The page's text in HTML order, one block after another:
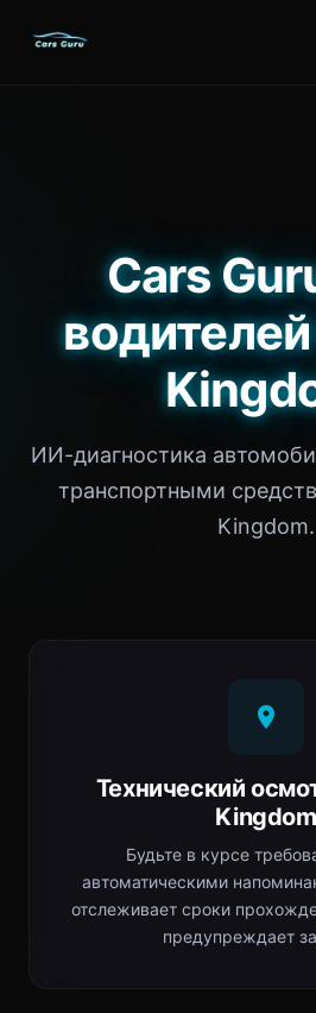
Cars
ИИ-диагностика
транспортными
Kingdom.
Технический
Kingdom
Будьте в курсе
автоматическими
отслеживает сроки
предупреждает